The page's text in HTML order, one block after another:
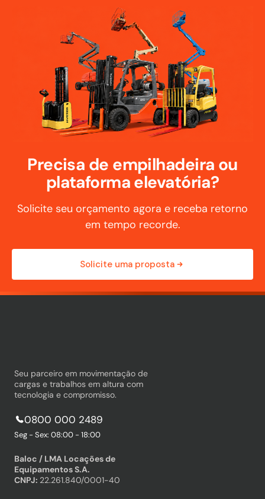
Precisa de empilhadeira ou
plataforma elevatória?
Solicite seu orçamento agora e receba retorno
em tempo recorde.
Solicite uma proposta
Seu parceiro em movimentação de
cargas e trabalhos em altura com
tecnologia e compromisso.
0800 000 2489
Seg - Sex: 08:00 - 18:00
Baloc / LMA Locações de
Equipamentos S.A.
CNPJ: 22.261.840/0001-40